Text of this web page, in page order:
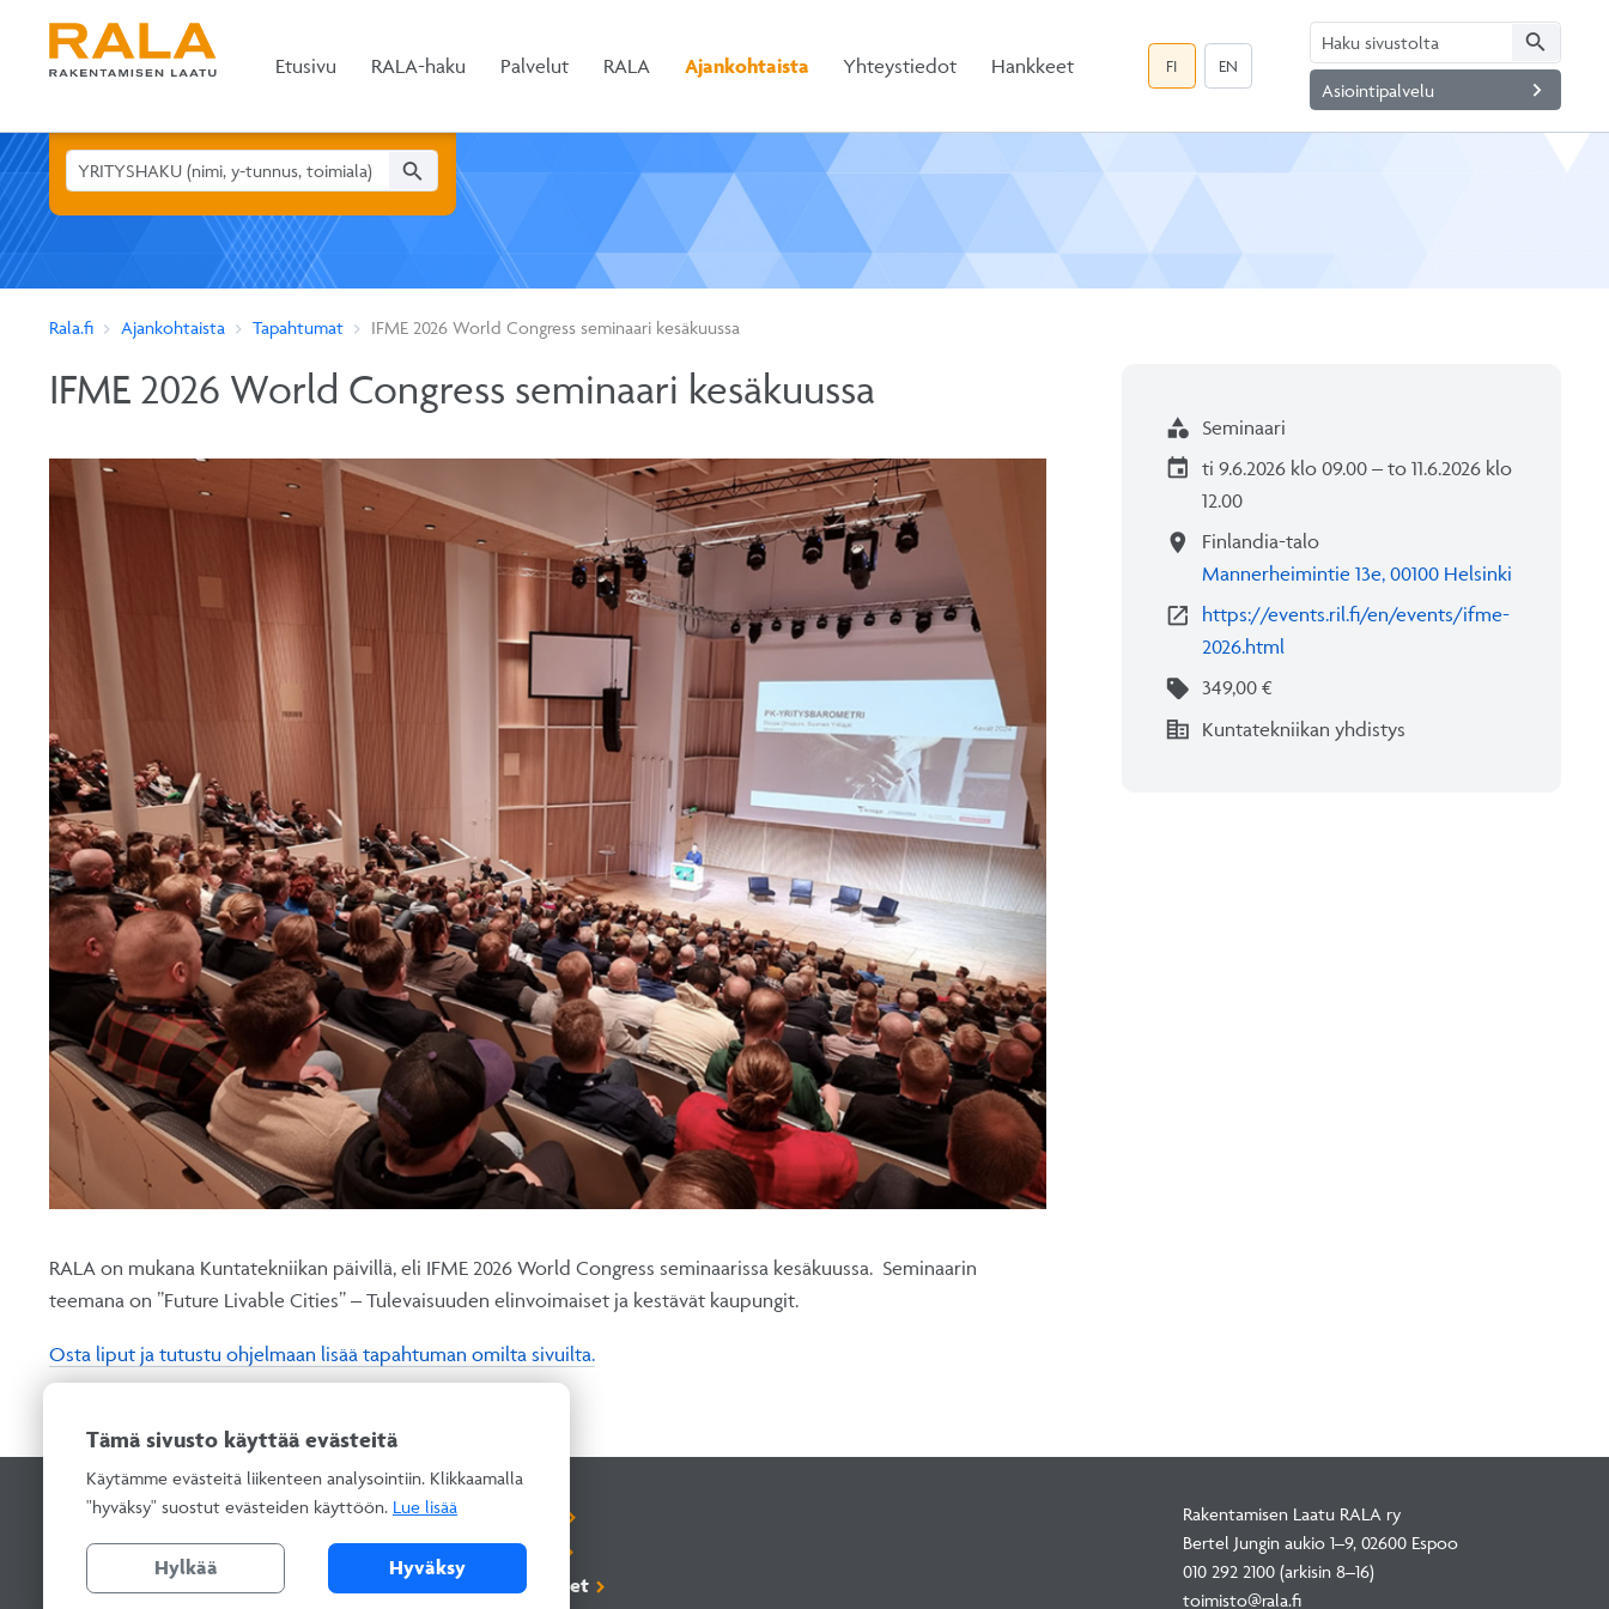
Etusivu RALA-haku Palvelut RALA Ajankohtaista Yhteystiedot Hankkeet FI EN
search
Asiointipalvelu navigate_next
search
Rala.fi Ajankohtaista Tapahtumat IFME 2026 World Congress seminaari kesäkuussa
IFME 2026 World Congress seminaari kesäkuussa
RALA on mukana Kuntatekniikan päivillä, eli IFME 2026 World Congress seminaarissa kesäkuussa. Seminaarin
teemana on ”Future Livable Cities” – Tulevaisuuden elinvoimaiset ja kestävät kaupungit.
Osta liput ja tutustu ohjelmaan lisää tapahtuman omilta sivuilta.
category Seminaari
event ti 9.6.2026 klo 09.00 – to 11.6.2026 klo
12.00
location_on
Finlandia-talo
Mannerheimintie 13e, 00100 Helsinki
open_in_new
https://events.ril.fi/en/events/ifme-
2026.html
sell 349,00 €
corporate_fare Kuntatekniikan yhdistys
Seuraa meitä
Asiointipalvelu
Tilaa uutiskirje
Rekisteriselosteet
Rakentamisen Laatu RALA ry
Bertel Jungin aukio 1–9, 02600 Espoo
010 292 2100(arkisin 8–16)
toimisto@rala.fi
Tämä sivusto käyttää evästeitä
Käytämme evästeitä liikenteen analysointiin. Klikkaamalla
"hyväksy" suostut evästeiden käyttöön. Lue lisää
Hylkää Hyväksy